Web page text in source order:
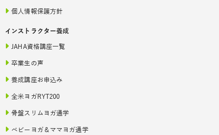
個人情報保護方針
インストラクター養成
JAHA資格講座一覧
卒業生の声
養成講座お申込み
全米ヨガRYT200
骨盤スリムヨガ通学
ベビーヨガ＆ママヨガ通学